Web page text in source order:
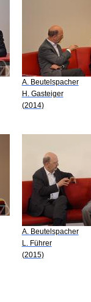
A. Beutelspacher
H. Gasteiger
(2014)
A. Beutelspacher
L. Führer
(2015)